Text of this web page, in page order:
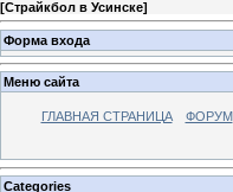
[Страйкбол в Усинске]
Форма входа
Меню сайта
ГЛАВНАЯ СТРАНИЦА ФОРУМ
Categories